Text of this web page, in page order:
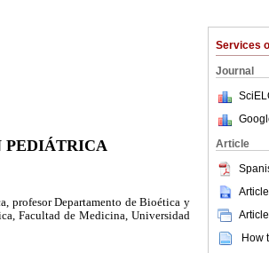
Services
Journal
Article
How
PEDIÁTRICA
profesor Departamento de Bioética y
Facultad de Medicina, Universidad